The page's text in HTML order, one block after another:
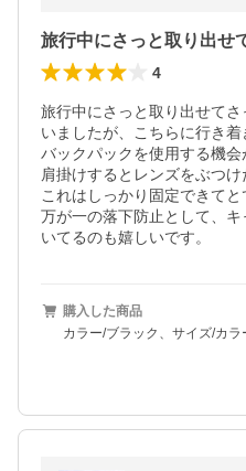
4
旅行中にさっと取り出せて
いましたが、こちらに行き着
バックパックを使用する機
肩掛けするとレンズをぶつけ
これはしっかり固定できてと
万が一の落下防止として、
いてるのも嬉しいです。
購入した商品
カラー/ブラック、サイズ/カラ